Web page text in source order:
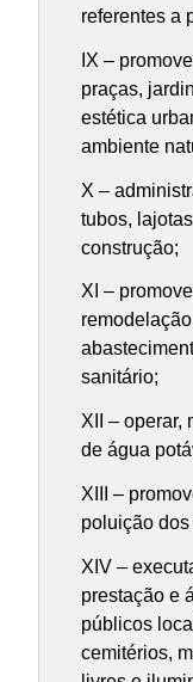
referentes a
IX –
praças,
estética
ambiente
X –
tubos,
construção;
XI –
sanitário;
XII – operar,
de água
XIII –
poluição
XIV –
prestação e
públicos
cemitérios,